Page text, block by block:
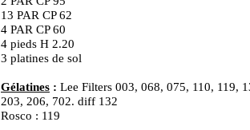
13 PAR CP 62
4 PAR CP 60
4 pieds H 2.20
3 platines de sol
Gélatines : Lee Filters 003, 068, 075, 110, 119,
203, 206, 702. diff 132
Rosco : 119